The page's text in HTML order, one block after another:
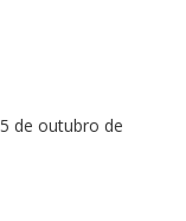
de outubro de